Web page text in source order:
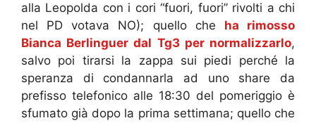
alla Leopolda con i cori “fuori, fuori” rivolti a chi
nel PD votava NO); quello che ha rimosso
Bianca Berlinguer dal Tg3 per normalizzarlo,
salvo poi tirarsi la zappa sui piedi perché la
speranza di condannarla ad uno share da
prefisso telefonico alle 18:30 del pomeriggio è
sfumato già dopo la prima settimana; quello che